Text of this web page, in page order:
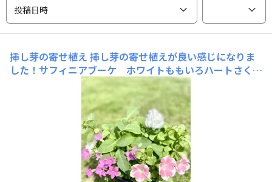
投稿日時
挿し芽の寄せ植え 挿し芽の寄せ植えが良い感じになりま
した！サフィニアブーケ ホワイトももいろハートさくら
もこもこ…です🌸親株は一株植えしてますが、これはこれ
で良い感じだなぁ〜と！我が家の玄関を可愛くしてくれて